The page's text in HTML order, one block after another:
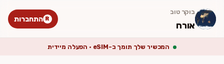
בוקר טוב
אורח
R התחברות
המכשיר שלך תומך ב-eSIM · הפעלה מיידית